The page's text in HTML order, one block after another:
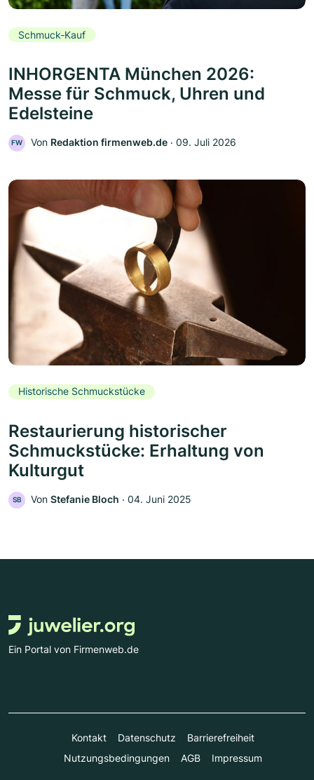
Schmuck-Kauf
INHORGENTA München 2026:
Messe für Schmuck, Uhren und
Edelsteine
FW Von Redaktion firmenweb.de ‧ 09. Juli 2026
Historische Schmuckstücke
Restaurierung historischer
Schmuckstücke: Erhaltung von
Kulturgut
SB Von Stefanie Bloch ‧ 04. Juni 2025
Ein Portal von Firmenweb.de
Kontakt Datenschutz
Barrierefreiheit
Nutzungsbedingungen
AGB Impressum